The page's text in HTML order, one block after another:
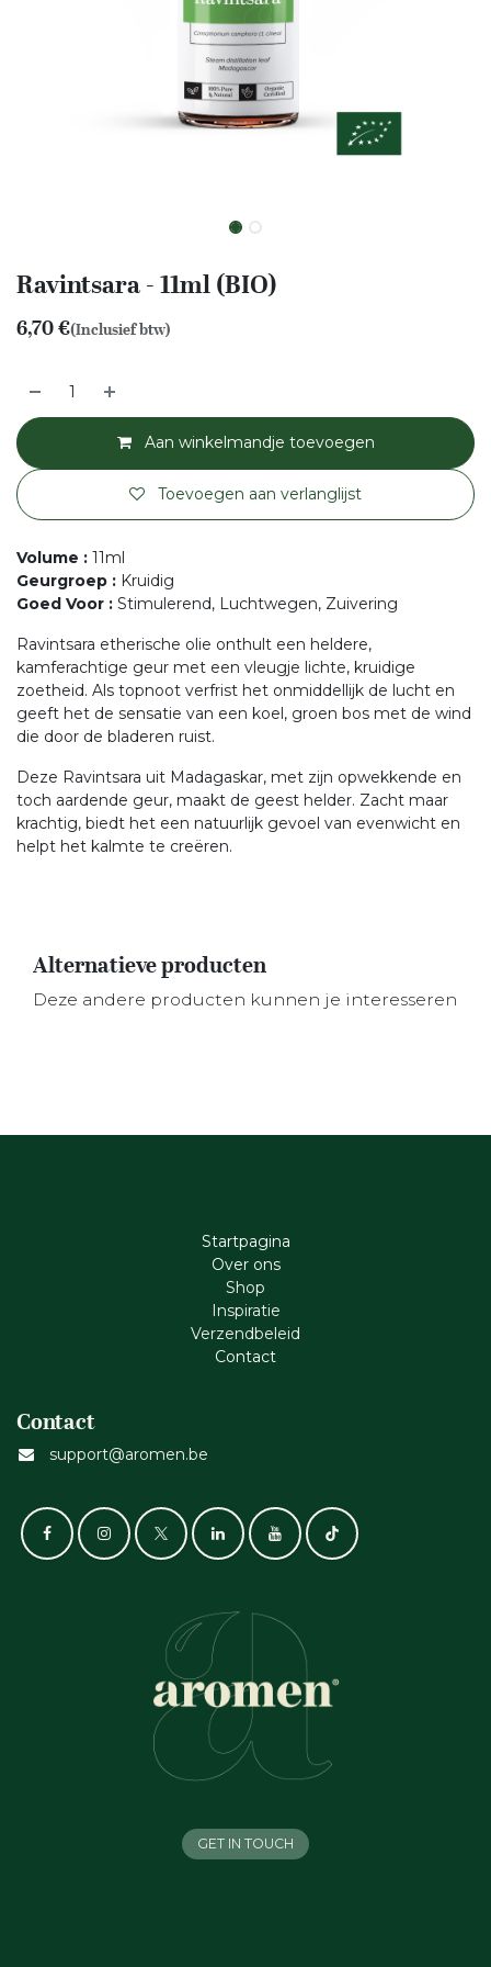
Ravintsara - 11ml (BIO)
6,70€(Inclusief btw)
Aan winkelmandje toevoegen
Toevoegen aan verlanglijst
Volume : 11ml
Geurgroep : Kruidig
Goed Voor : Stimulerend, Luchtwegen, Zuivering
Ravintsara etherische olie onthult een heldere,
kamferachtige geur met een vleugje lichte, kruidige
zoetheid. Als topnoot verfrist het onmiddellijk de lucht en
geeft het de sensatie van een koel, groen bos met de wind
die door de bladeren ruist.
Deze Ravintsara uit Madagaskar, met zijn opwekkende en
toch aardende geur, maakt de geest helder. Zacht maar
krachtig, biedt het een natuurlijk gevoel van evenwicht en
helpt het kalmte te creëren.
Alternatieve producten
Deze andere producten kunnen je interesseren
Startpagina
Ove​r​ ons
Shop
Inspiratie
Verzendbeleid
Cont​act
Contact
support@aromen.be
GET IN TOUCH